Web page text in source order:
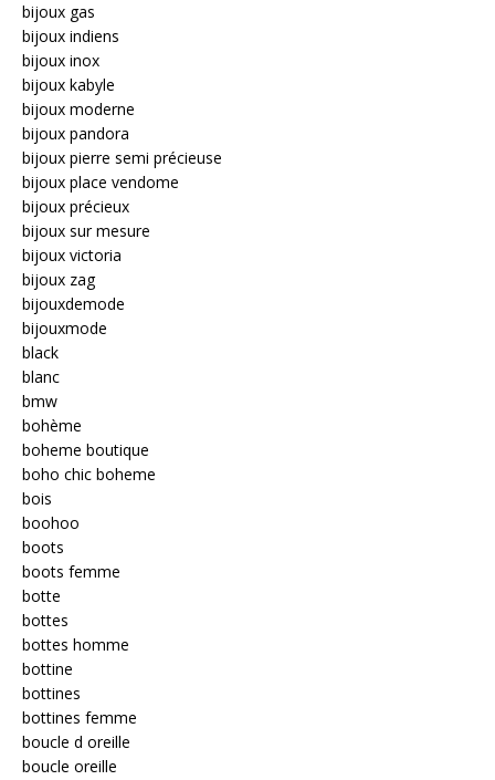
bijoux gas
bijoux indiens
bijoux inox
bijoux kabyle
bijoux moderne
bijoux pandora
bijoux pierre semi précieuse
bijoux place vendome
bijoux précieux
bijoux sur mesure
bijoux victoria
bijoux zag
bijouxdemode
bijouxmode
black
blanc
bmw
bohème
boheme boutique
boho chic boheme
bois
boohoo
boots
boots femme
botte
bottes
bottes homme
bottine
bottines
bottines femme
boucle d oreille
boucle oreille